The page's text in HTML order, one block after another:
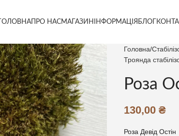
ГОЛОВНАПРО НАСМАГАЗИН ІНФОРМАЦІЯ БЛОГ
Головна
Троянда
Роза
130,00 ₴
Роза Девід Остін